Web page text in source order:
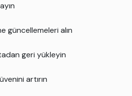
güncellemeleri alın
geri yükleyin
artırın